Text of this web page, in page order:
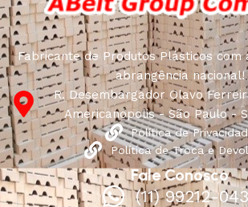
Fabricante de Produtos Plásticos com
abrangência nacional!
R. Desembargador Olavo
Americanópolis - São Paulo -
Política de
Política de Troca e
Fale Conosco
(11) 99212-